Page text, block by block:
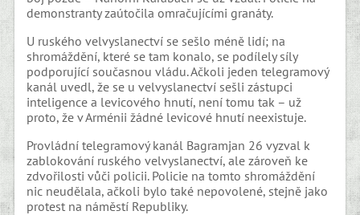
demonstranty zaútočila omračujícími granáty.
U ruského velvyslanectví se sešlo méně lidí; na
shromáždění, které se tam konalo, se podílely síly
podporující současnou vládu. Ačkoli jeden telegramový
kanál uvedl, že se u velvyslanectví sešli zástupci
inteligence a levicového hnutí, není tomu tak – už
proto, že v Arménii žádné levicové hnutí neexistuje.
Provládní telegramový kanál Bagramjan 26 vyzval k
zablokování ruského velvyslanectví, ale zároveň ke
zdvořilosti vůči policii. Policie na tomto shromáždění
nic neudělala, ačkoli bylo také nepovolené, stejně jako
protest na náměstí Republiky.